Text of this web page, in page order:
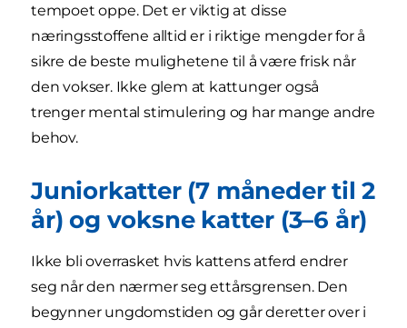
tempoet oppe. Det er viktig at disse
næringsstoffene alltid er i riktige mengder for å
sikre de beste mulighetene til å være frisk når
den vokser. Ikke glem at kattunger også
trenger mental stimulering og har mange andre
behov.
Juniorkatter (7 måneder til 2
år) og voksne katter (3–6 år)
Ikke bli overrasket hvis kattens atferd endrer
seg når den nærmer seg ettårsgrensen. Den
begynner ungdomstiden og går deretter over i